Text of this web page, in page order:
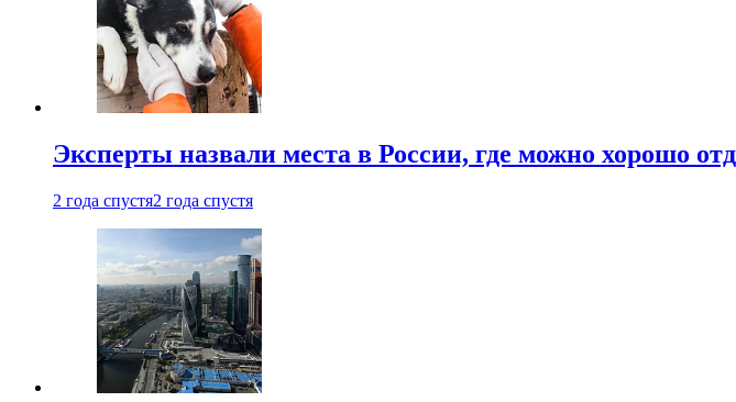
Эксперты назвали места в России, где можно хорошо
2 года спустя2 года спустя